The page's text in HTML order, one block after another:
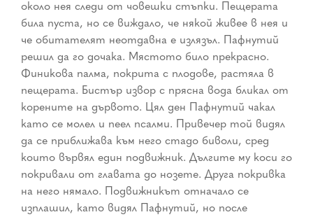
около нея следи от човешки стъпки. Пещерата
била пуста, но се виждало, че някой живее в нея и
че обитателят неотдавна е излязъл. Пафнутий
решил да го дочака. Мястото било прекрасно.
Финикова палма, покрита с плодове, растяла в
пещерата. Бистър извор с прясна вода бликал от
корените на дървото. Цял ден Пафнутий чакал
като се молел и пеел псалми. Привечер той видял
да се приближава към него стадо биволи, сред
които вървял един подвижник. Дългите му коси го
покривали от главата до нозете. Друга покривка
на него нямало. Подвижникът отначало се
изплашил, като видял Пафнутий, но после